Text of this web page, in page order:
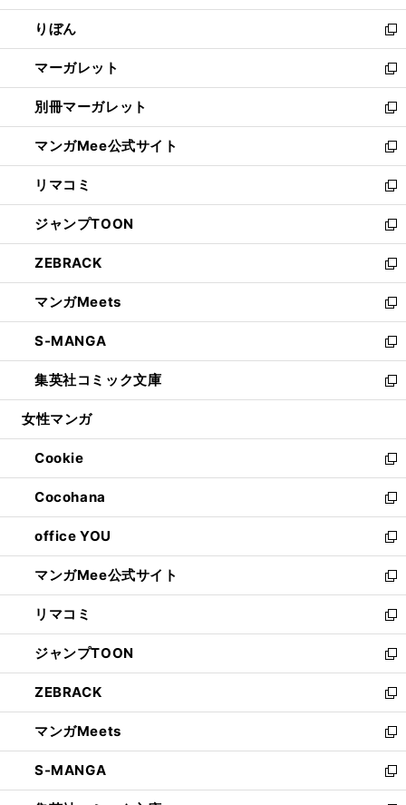
開
く
ウ
で
開
く
ン
ド
ウ
で
開
く
ウ
ィ
ン
ド
ウ
で
開
く
りぼん
新
し
い
ウ
ィ
ン
ド
ウ
で
開
く
マーガレット
新
し
い
ウ
ィ
ン
ド
ウ
で
開
く
別冊マーガレット
新
し
い
ウ
ィ
ン
ド
ウ
で
開
く
マンガMee公式サイト
新
し
い
ウ
ィ
ン
ド
ウ
で
開
く
リマコミ
新
し
い
ウ
ィ
ン
ド
ウ
で
開
く
ジャンプTOON
新
し
い
ウ
ィ
ン
ド
ウ
で
開
ZEBRACK
新
し
い
ウ
ィ
ン
ド
ウ
開
く
マンガMeets
新
し
い
ウ
ィ
ン
ウ
で
開
く
S-MANGA
新
し
い
ウ
ン
ド
ウ
で
開
く
集英社コミック文庫
新
し
ウ
ィ
ン
ド
ウ
で
開
く
女性マンガ
Cookie
新
し
い
ウ
ィ
ン
ド
ウ
で
開
く
Cocohana
新
し
い
ウ
ィ
ン
ド
ウ
で
開
く
office YOU
新
し
い
ウ
ィ
ン
ド
ウ
で
開
く
マンガMee公式サイト
新
し
い
ウ
ィ
ン
ド
ウ
で
開
く
リマコミ
新
し
い
ウ
ィ
ン
ド
ウ
で
開
ジャンプTOON
新
し
い
ウ
ィ
ン
ド
ウ
ZEBRACK
新
し
い
ウ
ィ
ン
マンガMeets
新
し
い
ウ
S-MANGA
新
し